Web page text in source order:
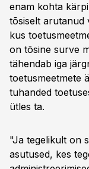
enam kohta
tõsiselt arutanud
kus
on tõsine surve
tähendab iga
toetusmeetmete
tuhanded
ütles ta.
"Ja tegelikult on
asutused, kes